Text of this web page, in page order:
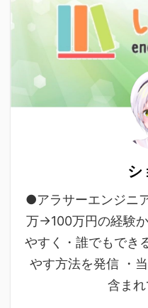
シ
●アラサーエンジニ
万→100万円の経験
やすく・誰でもでき
やす方法を発信 ・
含まれ